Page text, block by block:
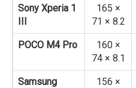
Sony Xperia 1
III
165 ×
71 × 8.2
POCO M4 Pro
160 ×
74 × 8.1
Samsung
156 ×